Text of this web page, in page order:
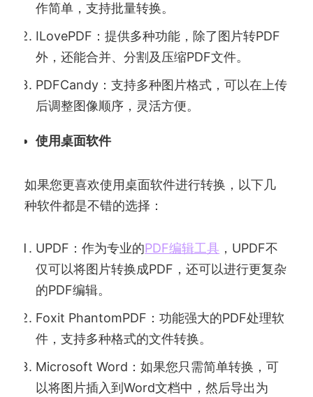
作简单，支持批量转换。
ILovePDF：提供多种功能，除了图片转PDF
外，还能合并、分割及压缩PDF文件。
PDFCandy：支持多种图片格式，可以在上传
后调整图像顺序，灵活方便。
使用桌面软件
如果您更喜欢使用桌面软件进行转换，以下几
种软件都是不错的选择：
UPDF：作为专业的PDF编辑工具 ，UPDF不
仅可以将图片转换成PDF，还可以进行更复杂
的PDF编辑。
Foxit PhantomPDF：功能强大的PDF处理软
件，支持多种格式的文件转换。
Microsoft Word：如果您只需简单转换，可
以将图片插入到Word文档中，然后导出为